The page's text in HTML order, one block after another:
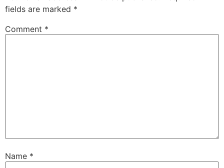
fields are marked *
Comment *
Name *